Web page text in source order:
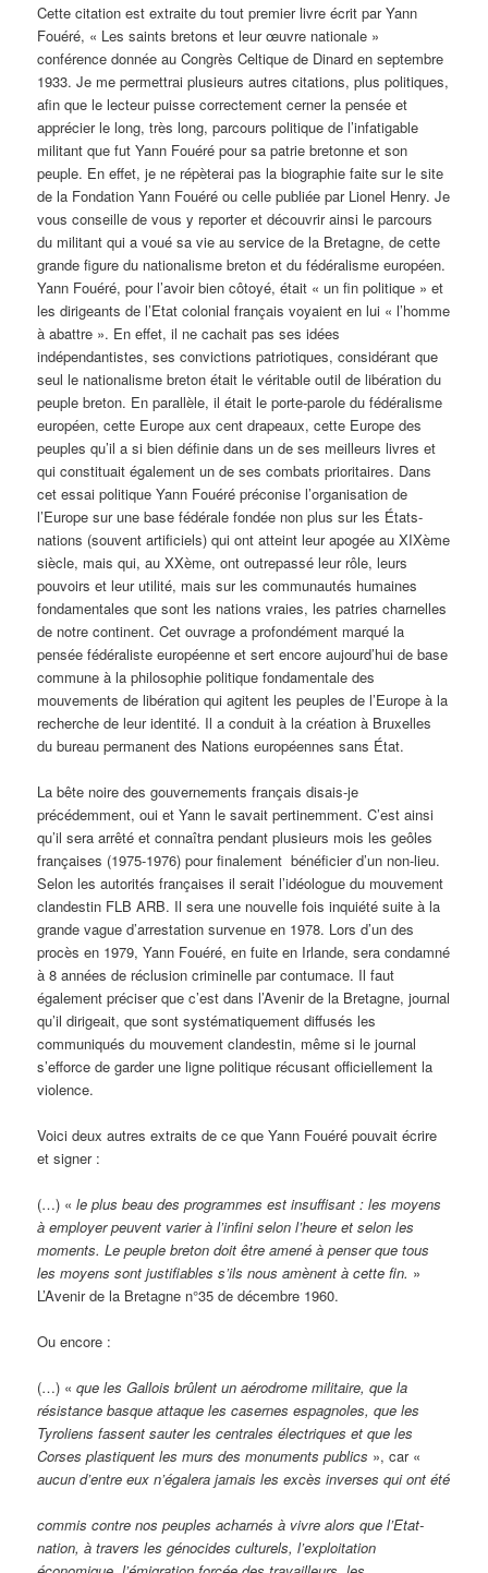
Cette citation est extraite du tout premier livre écrit par Yann
Fouéré, « Les saints bretons et leur œuvre nationale »
conférence donnée au Congrès Celtique de Dinard en septembre
1933. Je me permettrai plusieurs autres citations, plus politiques,
afin que le lecteur puisse correctement cerner la pensée et
apprécier le long, très long, parcours politique de l’infatigable
militant que fut Yann Fouéré pour sa patrie bretonne et son
peuple. En effet, je ne répèterai pas la biographie faite sur le site
de la Fondation Yann Fouéré ou celle publiée par Lionel Henry. Je
vous conseille de vous y reporter et découvrir ainsi le parcours
du militant qui a voué sa vie au service de la Bretagne, de cette
grande figure du nationalisme breton et du fédéralisme européen.
Yann Fouéré, pour l’avoir bien côtoyé, était « un fin politique » et
les dirigeants de l’Etat colonial français voyaient en lui « l’homme
à abattre ». En effet, il ne cachait pas ses idées
indépendantistes, ses convictions patriotiques, considérant que
seul le nationalisme breton était le véritable outil de libération du
peuple breton. En parallèle, il était le porte-parole du fédéralisme
européen, cette Europe aux cent drapeaux, cette Europe des
peuples qu’il a si bien définie dans un de ses meilleurs livres et
qui constituait également un de ses combats prioritaires. Dans
cet essai politique Yann Fouéré préconise l’organisation de
l’Europe sur une base fédérale fondée non plus sur les États-
nations (souvent artificiels) qui ont atteint leur apogée au XIXème
siècle, mais qui, au XXème, ont outrepassé leur rôle, leurs
pouvoirs et leur utilité, mais sur les communautés humaines
fondamentales que sont les nations vraies, les patries charnelles
de notre continent. Cet ouvrage a profondément marqué la
pensée fédéraliste européenne et sert encore aujourd’hui de base
commune à la philosophie politique fondamentale des
mouvements de libération qui agitent les peuples de l’Europe à la
recherche de leur identité. Il a conduit à la création à Bruxelles
du bureau permanent des Nations européennes sans État.
La bête noire des gouvernements français disais-je
précédemment, oui et Yann le savait pertinemment. C’est ainsi
qu’il sera arrêté et connaîtra pendant plusieurs mois les geôles
françaises (1975-1976) pour finalement bénéficier d’un non-lieu.
Selon les autorités françaises il serait l’idéologue du mouvement
clandestin FLB ARB. Il sera une nouvelle fois inquiété suite à la
grande vague d’arrestation survenue en 1978. Lors d’un des
procès en 1979, Yann Fouéré, en fuite en Irlande, sera condamné
à 8 années de réclusion criminelle par contumace. Il faut
également préciser que c’est dans l’Avenir de la Bretagne, journal
qu’il dirigeait, que sont systématiquement diffusés les
communiqués du mouvement clandestin, même si le journal
s’efforce de garder une ligne politique récusant officiellement la
violence.
Voici deux autres extraits de ce que Yann Fouéré pouvait écrire
et signer :
(…) «le plus beau des programmes est insuffisant : les moyens
à employer peuvent varier à l’infini selon l’heure et selon les
moments. Le peuple breton doit être amené à penser que tous
les moyens sont justifiables s’ils nous amènent à cette fin. »
L’Avenir de la Bretagne n°35 de décembre 1960.
Ou encore :
(…) «que les Gallois brûlent un aérodrome militaire, que la
résistance basque attaque les casernes espagnoles, que les
Tyroliens fassent sauter les centrales électriques et que les
Corses plastiquent les murs des monuments publics », car «
aucun d’entre eux n’égalera jamais les excès inverses qui ont été
commis contre nos peuples acharnés à vivre alors que l’Etat-
nation, à travers les génocides culturels, l’exploitation